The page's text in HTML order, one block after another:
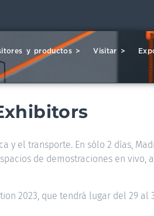
y productos > Visitar >
el transporte. En sólo 2 días,
de demostraciones en vivo,
2023, que tendrá lugar del 29 al